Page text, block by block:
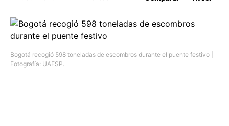
Bogotá recogió 598 toneladas de escombros durante el puente festivo |
Fotografía: UAESP.